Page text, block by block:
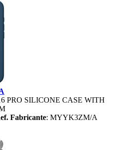
PRO SILICONE CASE WITH
Fabricante: MYYK3ZM/A